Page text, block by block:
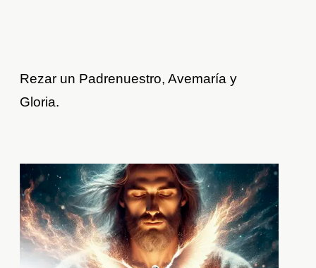
Rezar un Padrenuestro, Avemaría y
Gloria.